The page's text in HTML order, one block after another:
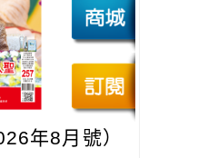
年8月號）